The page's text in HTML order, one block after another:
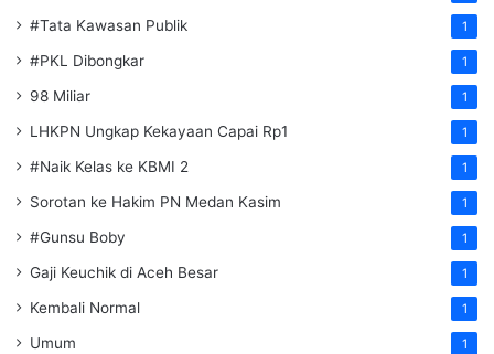
#Tata Kawasan Publik 1
#PKL Dibongkar 1
98 Miliar 1
LHKPN Ungkap Kekayaan Capai Rp1 1
#Naik Kelas ke KBMI 2 1
Sorotan ke Hakim PN Medan Kasim 1
#Gunsu Boby 1
Gaji Keuchik di Aceh Besar 1
Kembali Normal 1
Umum 1